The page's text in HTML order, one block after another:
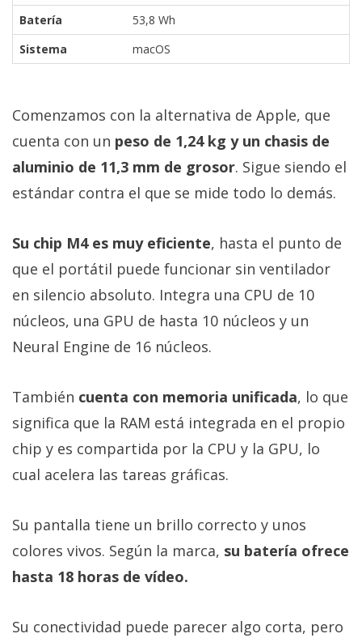
Batería
53,8 Wh
Sistema
macOS
Comenzamos con la alternativa de Apple, que
cuenta con un peso de 1,24 kg y un chasis de
aluminio de 11,3 mm de grosor. Sigue siendo el
estándar contra el que se mide todo lo demás.
Su chip M4 es muy eficiente, hasta el punto de
que el portátil puede funcionar sin ventilador
en silencio absoluto. Integra una CPU de 10
núcleos, una GPU de hasta 10 núcleos y un
Neural Engine de 16 núcleos.
También cuenta con memoria unificada, lo que
significa que la RAM está integrada en el propio
chip y es compartida por la CPU y la GPU, lo
cual acelera las tareas gráficas.
Su pantalla tiene un brillo correcto y unos
colores vivos. Según la marca, su batería ofrece
hasta 18 horas de vídeo.
Su conectividad puede parecer algo corta, pero